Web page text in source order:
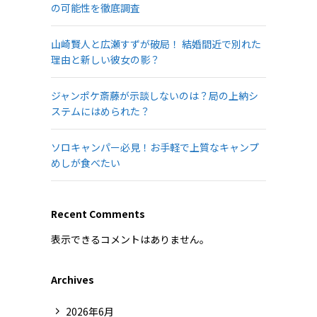
の可能性を徹底調査
山崎賢人と広瀬すずが破局！ 結婚間近で別れた
理由と新しい彼女の影？
ジャンポケ斎藤が示談しないのは？局の上納シ
ステムにはめられた？
ソロキャンパー必見！お手軽で上質なキャンプ
めしが食べたい
Recent Comments
表示できるコメントはありません。
Archives
2026年6月